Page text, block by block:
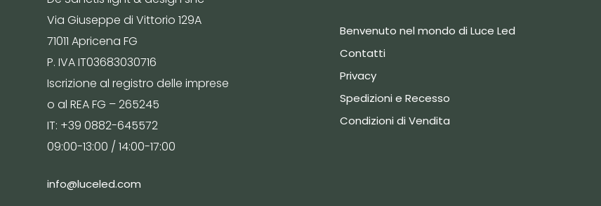
Via Giuseppe di Vittorio 129A
71011 Apricena FG
P. IVA IT03683030716
Iscrizione al registro delle imprese
o al REA FG – 265245
IT: +39 0882-645572
09:00-13:00 / 14:00-17:00
info@luceled.com
Benvenuto nel mondo di Luce Led
Contatti
Privacy
Spedizioni e Recesso
Condizioni di Vendita